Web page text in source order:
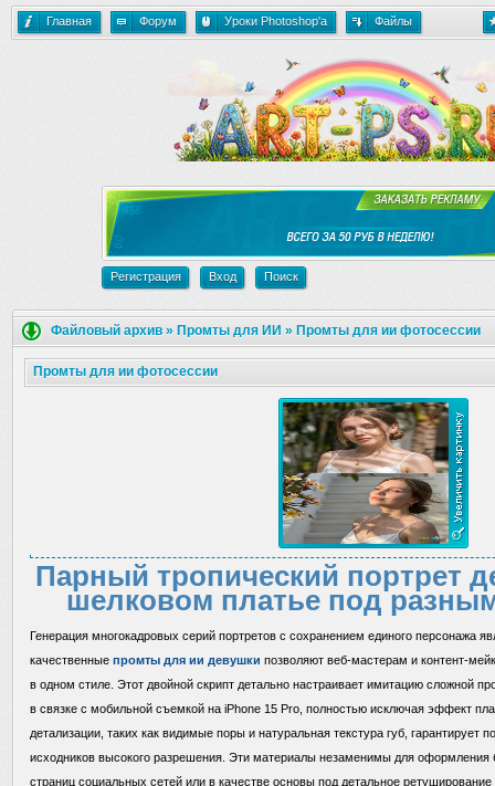
Главная Форум Уроки Photoshop'a Файлы
Регистрация Вход Поиск
Файловый архив » Промты для ИИ » Промты для ии фотосессии
Промты для ии фотосессии
Парный тропический портрет
шелковом платье под
Генерация многокадровых серий портретов с сохранением единого персонажа
качественные промты для ии девушки позволяют веб-мастерам и контент-
в одном стиле. Этот двойной скрипт детально настраивает имитацию сложной
в связке с мобильной съемкой на iPhone 15 Pro, полностью исключая эффект
детализации, таких как видимые поры и натуральная текстура губ, гарантирует
исходников высокого разрешения. Эти материалы незаменимы для оформления
страниц социальных сетей или в качестве основы под детальное